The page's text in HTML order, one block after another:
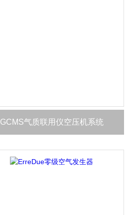
GCMS气质联用仪空压机系统